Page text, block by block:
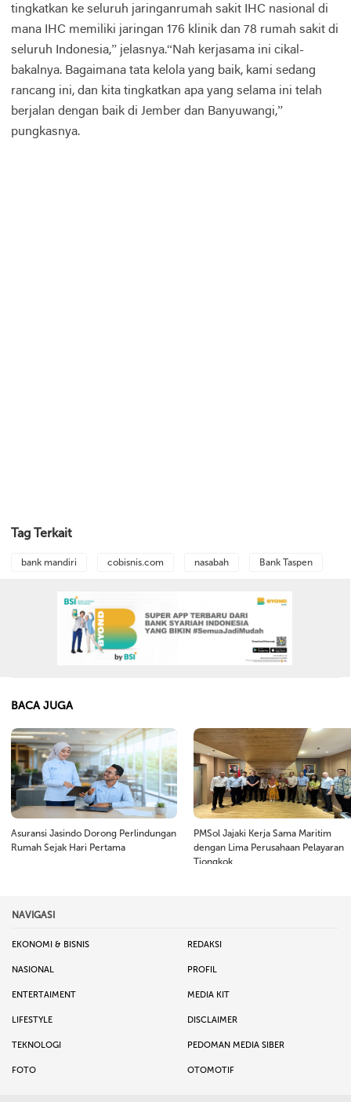
tingkatkan ke seluruh jaringanrumah sakit IHC nasional di
mana IHC memiliki jaringan 176 klinik dan 78 rumah sakit di
seluruh Indonesia,” jelasnya.“Nah kerjasama ini cikal-
bakalnya. Bagaimana tata kelola yang baik, kami sedang
rancang ini, dan kita tingkatkan apa yang selama ini telah
berjalan dengan baik di Jember dan Banyuwangi,”
pungkasnya.
Tag Terkait
bank mandiri cobisnis.com nasabah Bank Taspen
BACA JUGA
Asuransi Jasindo Dorong Perlindungan
Rumah Sejak Hari Pertama
PMSol Jajaki Kerja Sama Maritim
dengan Lima Perusahaan Pelayaran
Tiongkok
NAVIGASI
EKONOMI & BISNIS REDAKSI
NASIONAL PROFIL
ENTERTAIMENT MEDIA KIT
LIFESTYLE DISCLAIMER
TEKNOLOGI PEDOMAN MEDIA SIBER
FOTO OTOMOTIF